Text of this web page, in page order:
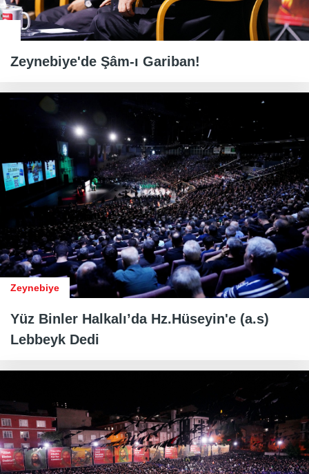
Zeynebiye'de Şâm-ı Gariban!
Zeynebiye
Yüz Binler Halkalı’da Hz.Hüseyin'e (a.s)
Lebbeyk Dedi